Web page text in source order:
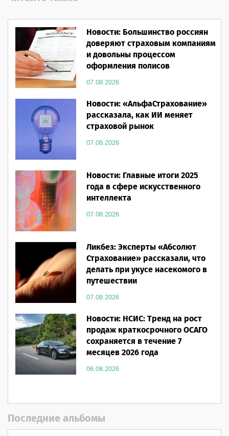
Новости: Большинство россиян
доверяют страховым компаниям
и довольны процессом
оформления полисов
07.08.2026
Новости: «АльфаСтрахование»
рассказала, как ИИ меняет
страховой рынок
07.08.2026
Новости: Главные итоги 2025
года в сфере искусственного
интеллекта
07.08.2026
Ликбез: Эксперты «Абсолют
Страхование» рассказали, что
делать при укусе насекомого в
путешествии
07.08.2026
Новости: НСИС: Тренд на рост
продаж краткосрочного ОСАГО
сохраняется в течение 7
месяцев 2026 года
06.08.2026
Последние альбомы